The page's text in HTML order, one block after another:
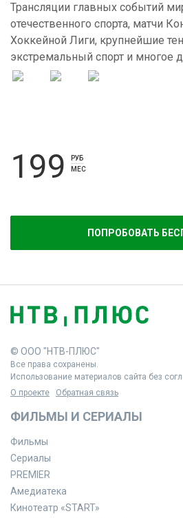
Трансляции главных событий
отечественного спорта, матчи
Хоккейной Лиги, крупнейшие
экстремальный спорт и многое
199
РУБ
МЕС
ПОПРОБОВАТЬ
© ООО "НТВ-ПЛЮС"
Все права сохранены.
Использование материалов сайта без
О проекте
Обратная связь
ФИЛЬМЫ И СЕРИАЛЫ
Фильмы
Сериалы
PREMIER
Амедиатека
Кинотеатр «START»